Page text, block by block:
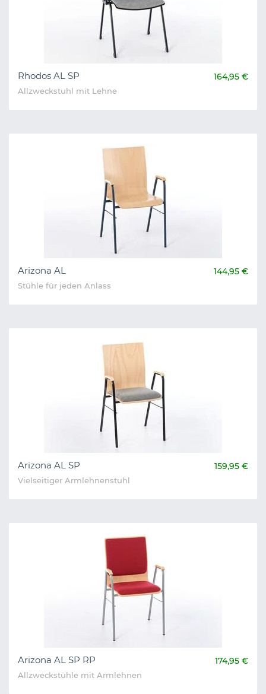
Rhodos AL SP 164,95 €
Allzweckstuhl mit Lehne
Arizona AL 144,95 €
Stühle für jeden Anlass
Arizona AL SP 159,95 €
Vielseitiger Armlehnenstuhl
Arizona AL SP RP 174,95 €
Allzweckstühle mit Armlehnen